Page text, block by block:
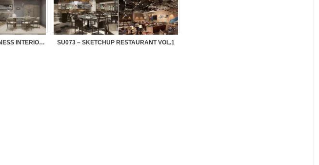
SU0122 – SKETCHUP JAPANESS INTERIOR VOL.2 SU073 – SKETCHUP RESTAURANT VOL.1